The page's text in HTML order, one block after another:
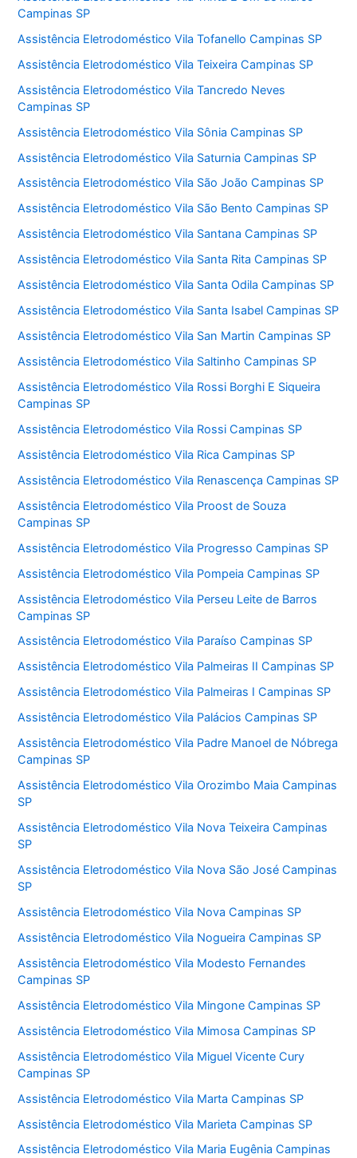
Campinas SP
Assistência Eletrodoméstico Vila Tofanello Campinas SP
Assistência Eletrodoméstico Vila Teixeira Campinas SP
Assistência Eletrodoméstico Vila Tancredo Neves
Campinas SP
Assistência Eletrodoméstico Vila Sônia Campinas SP
Assistência Eletrodoméstico Vila Saturnia Campinas SP
Assistência Eletrodoméstico Vila São João Campinas SP
Assistência Eletrodoméstico Vila São Bento Campinas SP
Assistência Eletrodoméstico Vila Santana Campinas SP
Assistência Eletrodoméstico Vila Santa Rita Campinas SP
Assistência Eletrodoméstico Vila Santa Odila Campinas SP
Assistência Eletrodoméstico Vila Santa Isabel Campinas SP
Assistência Eletrodoméstico Vila San Martin Campinas SP
Assistência Eletrodoméstico Vila Saltinho Campinas SP
Assistência Eletrodoméstico Vila Rossi Borghi E Siqueira
Campinas SP
Assistência Eletrodoméstico Vila Rossi Campinas SP
Assistência Eletrodoméstico Vila Rica Campinas SP
Assistência Eletrodoméstico Vila Renascença Campinas SP
Assistência Eletrodoméstico Vila Proost de Souza
Campinas SP
Assistência Eletrodoméstico Vila Progresso Campinas SP
Assistência Eletrodoméstico Vila Pompeia Campinas SP
Assistência Eletrodoméstico Vila Perseu Leite de Barros
Campinas SP
Assistência Eletrodoméstico Vila Paraíso Campinas SP
Assistência Eletrodoméstico Vila Palmeiras II Campinas SP
Assistência Eletrodoméstico Vila Palmeiras I Campinas SP
Assistência Eletrodoméstico Vila Palácios Campinas SP
Assistência Eletrodoméstico Vila Padre Manoel de Nóbrega
Campinas SP
Assistência Eletrodoméstico Vila Orozimbo Maia Campinas
SP
Assistência Eletrodoméstico Vila Nova Teixeira Campinas
SP
Assistência Eletrodoméstico Vila Nova São José Campinas
SP
Assistência Eletrodoméstico Vila Nova Campinas SP
Assistência Eletrodoméstico Vila Nogueira Campinas SP
Assistência Eletrodoméstico Vila Modesto Fernandes
Campinas SP
Assistência Eletrodoméstico Vila Mingone Campinas SP
Assistência Eletrodoméstico Vila Mimosa Campinas SP
Assistência Eletrodoméstico Vila Miguel Vicente Cury
Campinas SP
Assistência Eletrodoméstico Vila Marta Campinas SP
Assistência Eletrodoméstico Vila Marieta Campinas SP
Assistência Eletrodoméstico Vila Maria Eugênia Campinas